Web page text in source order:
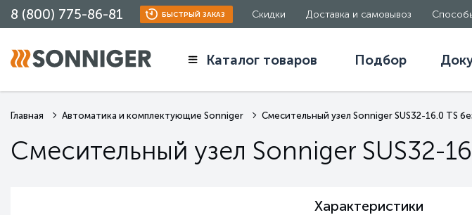
8 (800) 775-86-81 БЫСТРЫЙ ЗАКАЗ Скидки Доставка и самовывоз
Каталог товаров Подбор
Главная Автоматика и комплектующие Sonniger Смесительный узел Sonniger SUS32-16.0 TS
Смесительный узел Sonniger SUS32-
Характеристики